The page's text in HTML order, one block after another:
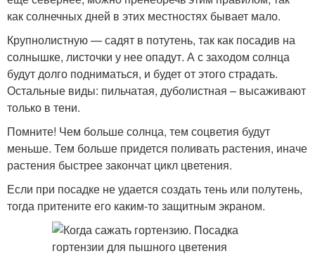
как солнечных дней в этих местностях бывает мало.
Крупнолистную — садят в потутень, так как посадив на
солнышке, листочки у нее опадут. А с заходом солнца
будут долго подниматься, и будет от этого страдать.
Остальные виды: пильчатая, дуболистная – высаживают
только в тени.
Помните! Чем больше солнца, тем соцветия будут
меньше. Тем больше придется поливать растения, иначе
растения быстрее закончат цикл цветения.
Если при посадке не удается создать тень или полутень,
тогда притените его каким-то защитным экраном.